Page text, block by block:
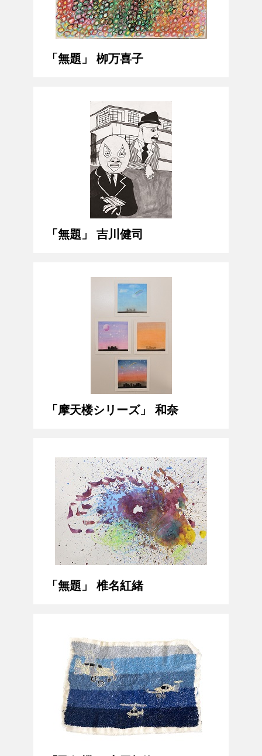
「無題」 栁万喜子
「無題」 吉川健司
「摩天楼シリーズ」 和奈
「無題」 椎名紅緒